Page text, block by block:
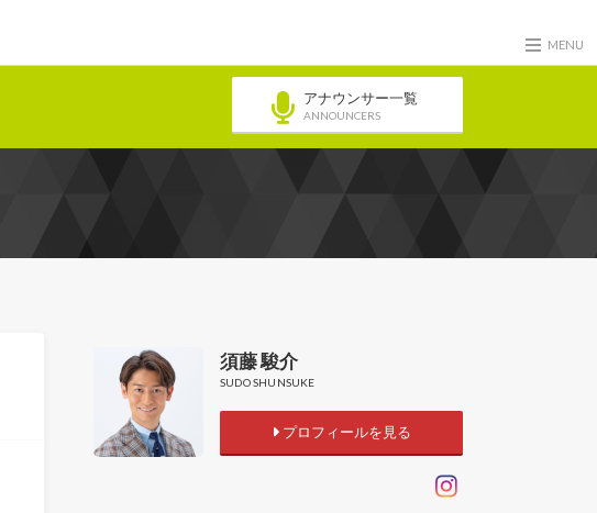
MENU
アナウンサー一覧
ANNOUNCERS
須藤 駿介
SUDO SHUNSUKE
プロフィールを見る